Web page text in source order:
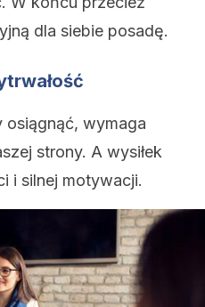
dla siebie posadę.
osiągnąć, wymaga
strony. A wysiłek
i silnej motywacji.